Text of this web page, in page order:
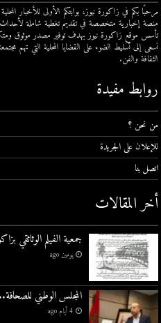
مرحبًا بكم في زاكورة نيوز، بوابتكم الأولى للأخبار
منصة إخبارية متخصصة في تقديم تغطية شاملة
تأسس موقع زاكورة نيوز بهدف توفير مصدر موثوق
نسعى إلى تسليط الضوء على القضايا المحلية التي تهم
الثقافة والفن.
روابط مفيدة
من نحن ؟
للإعلان على الجريدة
اتصل بنا
أخر المقالات
جمعية الفيلم الوثائقي
يومين ago
المجلس الوطني
4 أيام ago